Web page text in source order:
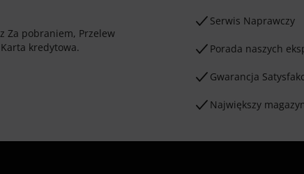
Za pobraniem, Przelew
kredytowa.
Serwis Naprawczy
Porada naszych
Gwarancja
Największy